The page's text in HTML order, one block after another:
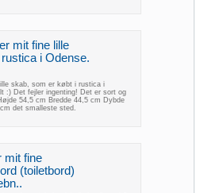
mit fine lille
i Odense.
skab, som er købt i rustica i
:) Det fejler ingenting! Det er sort og
54,5 cm Bredde 44,5 cm Dybde
det smalleste sted.
mit fine
(toiletbord)